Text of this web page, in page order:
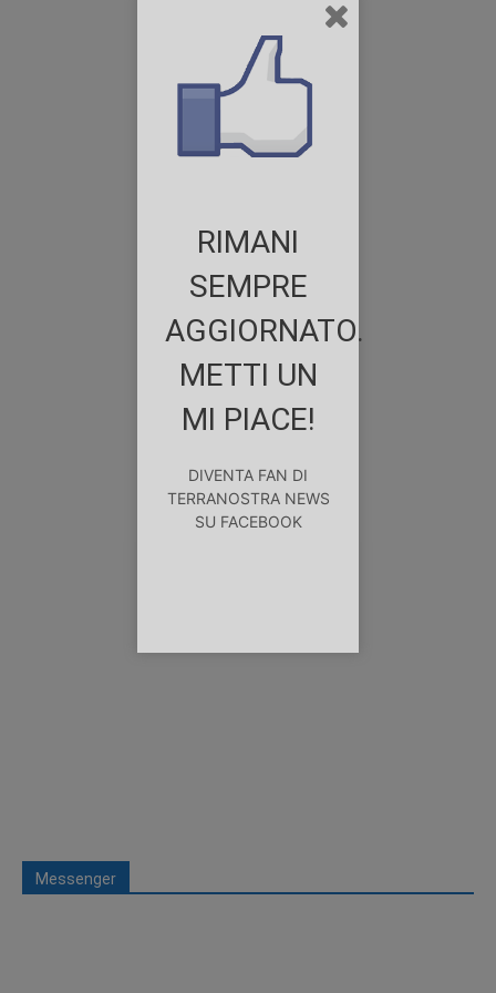
Messenger
RIMANI
SEMPRE
AGGIORNATO.
METTI UN
MI PIACE!
DIVENTA FAN DI
TERRANOSTRA NEWS
SU FACEBOOK